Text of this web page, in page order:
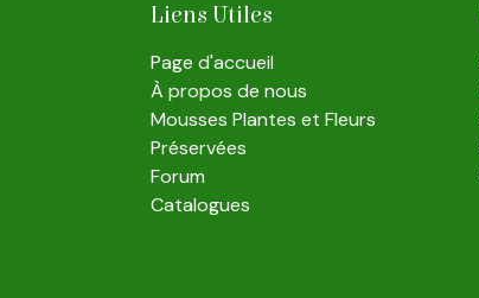
Liens Utiles
Page d'accueil
À propos de nous
Mousses Plantes et Fleurs
Préservées
Forum
Catalogues